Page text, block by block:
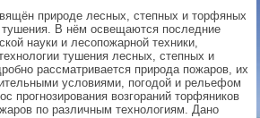
природе лесных, степных и торфяных
В нём освещаются последние
науки и лесопожарной техники,
тушения лесных, степных и
рассматривается природа пожаров, их
условиями, погодой и рельефом
прогнозирования возгораний торфяников
по различным технологиям. Дано